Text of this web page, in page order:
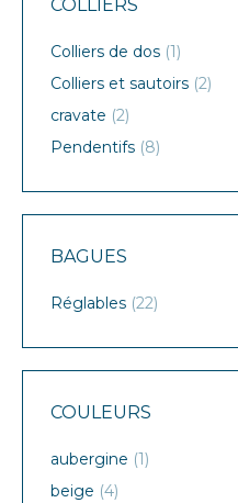
COLLIERS
Colliers de dos (1)
Colliers et sautoirs (2)
cravate (2)
Pendentifs (8)
BAGUES
Réglables (22)
COULEURS
aubergine (1)
beige (4)